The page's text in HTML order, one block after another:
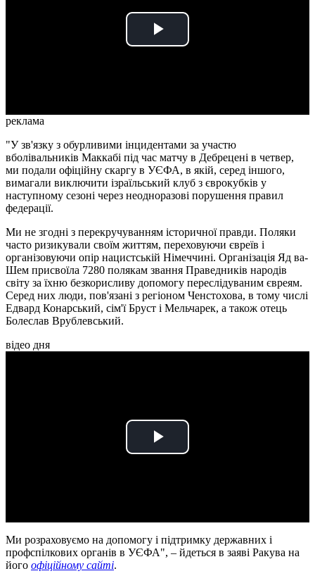
Play
реклама
"У зв'язку з обурливими інцидентами за участю
вболівальників Маккабі під час матчу в Дебрецені в четвер,
ми подали офіційну скаргу в УЄФА, в якій, серед іншого,
вимагали виключити ізраїльський клуб з єврокубків у
наступному сезоні через неодноразові порушення правил
федерації.
Ми не згодні з перекручуванням історичної правди. Поляки
часто ризикували своїм життям, переховуючи євреїв і
організовуючи опір нацистській Німеччині. Організація Яд ва-
Шем присвоїла 7280 полякам звання Праведників народів
світу за їхню безкорисливу допомогу переслідуваним євреям.
Серед них люди, пов'язані з регіоном Ченстохова, в тому числі
Едвард Конарський, сім'ї Бруст і Мельчарек, а також отець
Болеслав Врублевський.
відео дня
Play
Ми розраховуємо на допомогу і підтримку державних і
профспілкових органів в УЄФА", – йдеться в заяві Ракува на
його офіційному сайті.